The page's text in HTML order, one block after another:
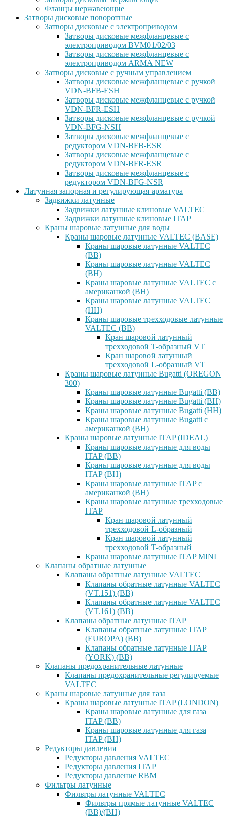
Фланцы нержавеющие
Затворы дисковые поворотные
Затворы дисковые с электроприводом
Затворы дисковые межфланцевые с
электроприводом BVM01/02/03
Затворы дисковые межфланцевые с
электроприводом ARMA NEW
Затворы дисковые с ручным управлением
Затворы дисковые межфланцевые с ручкой
VDN-BFB-ESH
Затворы дисковые межфланцевые с ручкой
VDN-BFR-ESH
Затворы дисковые межфланцевые с ручкой
VDN-BFG-NSH
Затворы дисковые межфланцевые с
редуктором VDN-BFB-ESR
Затворы дисковые межфланцевые с
редуктором VDN-BFR-ESR
Затворы дисковые межфланцевые с
редуктором VDN-BFG-NSR
Латунная запорная и регулирующая арматура
Задвижки латунные
Задвижки латунные клиновые VALTEC
Задвижки латунные клиновые ITAP
Краны шаровые латунные для воды
Краны шаровые латунные VALTEC (BASE)
Краны шаровые латунные VALTEC
(ВВ)
Краны шаровые латунные VALTEC
(ВН)
Краны шаровые латунные VALTEC с
американкой (ВН)
Краны шаровые латунные VALTEC
(НН)
Краны шаровые трехходовые латунные
VALTEC (ВВ)
Кран шаровой латунный
трехходовой T-образный VT
Кран шаровой латунный
трехходовой L-образный VT
Краны шаровые латунные Bugatti (OREGON
300)
Краны шаровые латунные Bugatti (ВВ)
Краны шаровые латунные Bugatti (ВН)
Краны шаровые латунные Bugatti (НН)
Краны шаровые латунные Bugatti с
американкой (ВН)
Краны шаровые латунные ITAP (IDEAL)
Краны шаровые латунные для воды
ITAP (ВВ)
Краны шаровые латунные для воды
ITAP (ВН)
Краны шаровые латунные ITAP с
американкой (ВН)
Краны шаровые латунные трехходовые
ITAP
Кран шаровой латунный
трехходовой L-образный
Кран шаровой латунный
трехходовой T-образный
Краны шаровые латунные ITAP MINI
Клапаны обратные латунные
Клапаны обратные латунные VALTEC
Клапаны обратные латунные VALTEC
(VT.151) (ВВ)
Клапаны обратные латунные VALTEC
(VT.161) (ВВ)
Клапаны обратные латунные ITAP
Клапаны обратные латунные ITAP
(EUROPA) (ВВ)
Клапаны обратные латунные ITAP
(YORK) (ВВ)
Клапаны предохранительные латунные
Клапаны предохранительные регулируемые
VALTEC
Краны шаровые латунные для газа
Краны шаровые латунные ITAP (LONDON)
Краны шаровые латунные для газа
ITAP (ВВ)
Краны шаровые латунные для газа
ITAP (ВН)
Редукторы давления
Редукторы давления VALTEC
Редукторы давления ITAP
Редукторы давление RBM
Фильтры латунные
Фильтры латунные VALTEC
Фильтры прямые латунные VALTEC
(ВВ)/(ВН)